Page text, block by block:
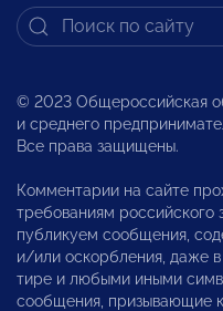
© 2023 Общероссийская
и среднего
Все права защищены.
Комментарии на сайте
требованиям российского
публикуем сообщения,
и/или оскорбления, даже в
тире и любыми иными
сообщения, призывающие